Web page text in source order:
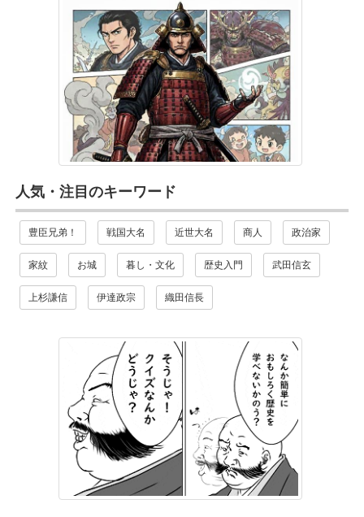
人気・注目のキーワード
豊臣兄弟！ 戦国大名 近世大名 商人 政治家
家紋 お城 暮し・文化 歴史入門 武田信玄
上杉謙信 伊達政宗 織田信長